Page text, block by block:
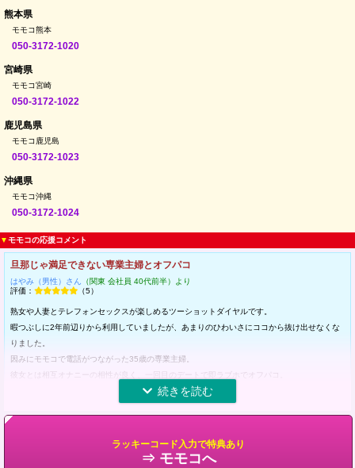
熊本県
モモコ熊本
050-3172-1020
宮崎県
モモコ宮崎
050-3172-1022
鹿児島県
モモコ鹿児島
050-3172-1023
沖縄県
モモコ沖縄
050-3172-1024
▼モモコの応援コメント
旦那じゃ満足できない専業主婦とオフパコ
はやみ（男性）さん （関東 会社員 40代前半）より
評価：
（5）
熟女や人妻とテレフォンセックスが楽しめるツーショットダイヤルです。
暇つぶしに2年前辺りから利用していましたが、あまりのひわいさにココから抜け出せなくな
りました。
因みにモモコで電話がつながった35歳の専業主婦。
彼女とは相互オナニーの相性が良く、一回目のデートで即ラブホでオフパコ。
気が付けばセフレの関係を今も続けています。
至れり尽くせりのエロなツーショット番組なので、一度は是非お試しください。
ラッキーコード入力で特典あり
⇒ モモコへ